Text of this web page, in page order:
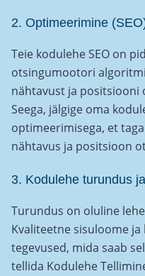
2. Optimeerimine
Teie kodulehe SEO on
otsingumootori
nähtavust ja
Seega, jälgige oma
optimeerimisega, et
nähtavus ja positsioon
3. Kodulehe turundus
Turundus on oluline
Kvaliteetne sisuloome
tegevused, mida saab
tellida Kodulehe